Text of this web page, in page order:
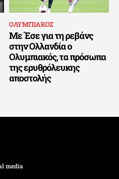
ΟΛΥΜΠΙΑΚΟΣ
Με Έσε για τη ρεβάνς
στην Ολλανδία ο
Ολυμπιακός, τα πρόσωπα
της ερυθρόλευκης
αποστολής
media